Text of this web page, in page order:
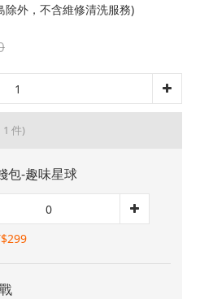
外，不含維修清洗服務)
1 件)
包-趣味星球